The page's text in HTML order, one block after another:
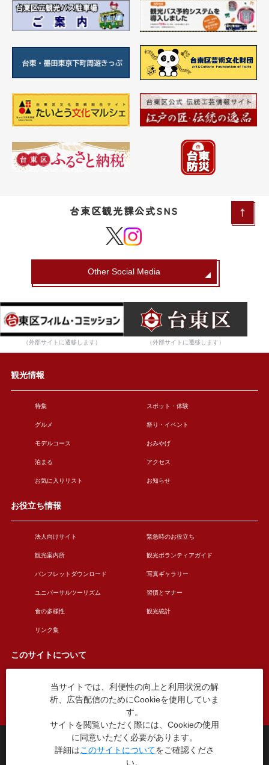
台東区観光課公式SNS
Other Social Media
（外部サイトに遷移します） （外部サイトに遷移します）
観光情報
特集 スポット・体験
グルメ 祭り・イベント
モデルコース おみやげ
泊まる アクセス
お気に入りリスト お知らせ
お役立ち情報
法人向けサイト 緊急時のお役立ち
観光案内所 観光ボランティアガイド
パンフレットダウンロード 写真ギャラリー
ユニバーサルツーリズム 習慣とマナー
食の多様性 観光統計
リンク集
このサイトについて
このサイトについて 広告掲載について
お問い合わせ
台東区役所観光課
〒110-8615 東京都台東区東上野4丁目5番6号
TEL：03-5246-1151
当サイトでは、利便性の向上と利用状況の解
析、広告配信のためにCookieを使用していま
す。
サイトを閲覧いただく際には、Cookieの使用
に同意いただく必要があります。
詳細はこのサイトについてをご確認くださ
い。